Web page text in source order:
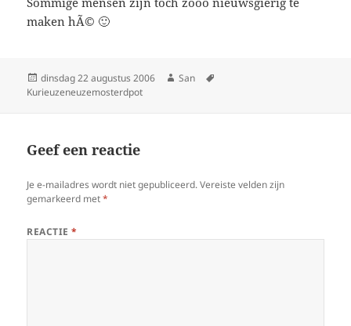
maken hÃ© 🙂
Geplaatst
op
dinsdag 22 augustus 2006 Auteur
San
Kurieuzeneuzemosterdpot
Geef een reactie
Je e-mailadres wordt niet gepubliceerd. Vereiste velden zijn
gemarkeerd met*
REACTIE*